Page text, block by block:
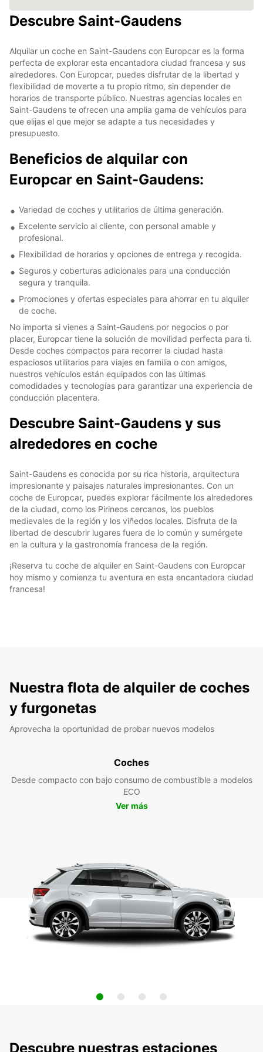
Descubre Saint-Gaudens
Alquilar un coche en Saint-Gaudens con Europcar es la forma
perfecta de explorar esta encantadora ciudad francesa y sus
alrededores. Con Europcar, puedes disfrutar de la libertad y
flexibilidad de moverte a tu propio ritmo, sin depender de
horarios de transporte público. Nuestras agencias locales en
Saint-Gaudens te ofrecen una amplia gama de vehículos para
que elijas el que mejor se adapte a tus necesidades y
presupuesto.
Beneficios de alquilar con
Europcar en Saint-Gaudens:
Variedad de coches y utilitarios de última generación.
Excelente servicio al cliente, con personal amable y
profesional.
Flexibilidad de horarios y opciones de entrega y recogida.
Seguros y coberturas adicionales para una conducción
segura y tranquila.
Promociones y ofertas especiales para ahorrar en tu alquiler
de coche.
No importa si vienes a Saint-Gaudens por negocios o por
placer, Europcar tiene la solución de movilidad perfecta para ti.
Desde coches compactos para recorrer la ciudad hasta
espaciosos utilitarios para viajes en familia o con amigos,
nuestros vehículos están equipados con las últimas
comodidades y tecnologías para garantizar una experiencia de
conducción placentera.
Descubre Saint-Gaudens y sus
alrededores en coche
Saint-Gaudens es conocida por su rica historia, arquitectura
impresionante y paisajes naturales impresionantes. Con un
coche de Europcar, puedes explorar fácilmente los alrededores
de la ciudad, como los Pirineos cercanos, los pueblos
medievales de la región y los viñedos locales. Disfruta de la
libertad de descubrir lugares fuera de lo común y sumérgete
en la cultura y la gastronomía francesa de la región.
¡Reserva tu coche de alquiler en Saint-Gaudens con Europcar
hoy mismo y comienza tu aventura en esta encantadora ciudad
francesa!
Nuestra flota de alquiler de coches
y furgonetas
Aprovecha la oportunidad de probar nuevos modelos
Coches
Desde compacto con bajo consumo de combustible a modelos
ECO
Ver más
Descubre nuestras estaciones